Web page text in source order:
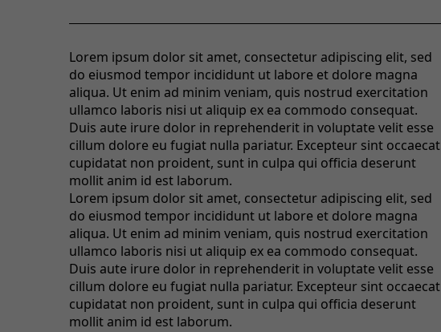
Lorem ipsum dolor sit amet, consectetur adipiscing elit, sed
do eiusmod tempor incididunt ut labore et dolore magna
aliqua. Ut enim ad minim veniam, quis nostrud exercitation
ullamco laboris nisi ut aliquip ex ea commodo consequat.
Duis aute irure dolor in reprehenderit in voluptate velit esse
cillum dolore eu fugiat nulla pariatur. Excepteur sint occaecat
cupidatat non proident, sunt in culpa qui officia deserunt
mollit anim id est laborum.
Lorem ipsum dolor sit amet, consectetur adipiscing elit, sed
do eiusmod tempor incididunt ut labore et dolore magna
aliqua. Ut enim ad minim veniam, quis nostrud exercitation
ullamco laboris nisi ut aliquip ex ea commodo consequat.
Duis aute irure dolor in reprehenderit in voluptate velit esse
cillum dolore eu fugiat nulla pariatur. Excepteur sint occaecat
cupidatat non proident, sunt in culpa qui officia deserunt
mollit anim id est laborum.